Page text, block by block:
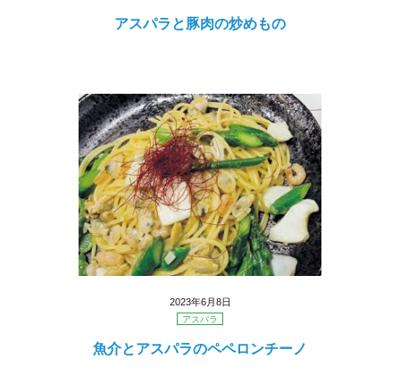
アスパラと豚肉の炒めもの
2023年6月8日
アスパラ
魚介とアスパラのペペロンチーノ